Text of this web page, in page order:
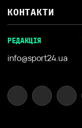
КОНТАКТИ
РЕДАКЦІЯ
info@sport24.ua